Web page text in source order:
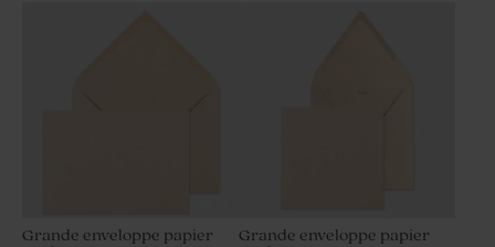
Grande enveloppe papier
Grande enveloppe papier